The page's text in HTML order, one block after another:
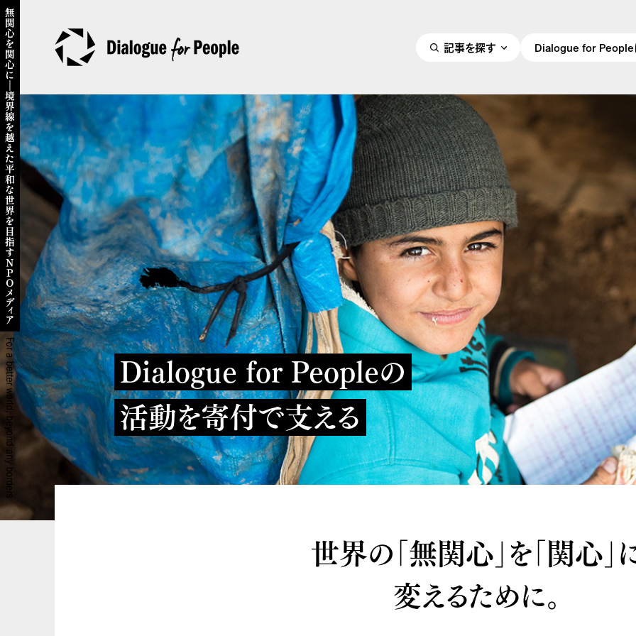
記事を探す Dialogue for People
Dialogue for Peopleの
活動を寄付で支える
世界の「無関心」を「関心」
変えるために。